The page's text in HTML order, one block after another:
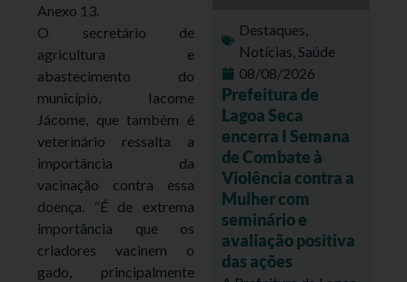
Anexo 13.
O secretário de
agricultura e
abastecimento do
município, Iacome
Jácome, que também é
veterinário ressalta a
importância da
vacinação contra essa
doença. “É de extrema
importância que os
criadores vacinem o
gado, principalmente
Destaques,
Notícias,Saúde
08/08/2026
Prefeitura de
Lagoa Seca
encerra I Semana
de Combate à
Violência contra a
Mulher com
seminário e
avaliação positiva
das ações